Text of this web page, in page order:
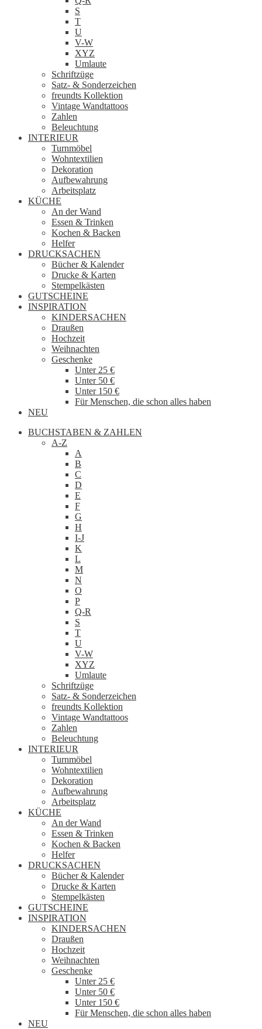
S
T
U
V-W
XYZ
Umlaute
Schriftzüge
Satz- & Sonderzeichen
freundts Kollektion
Vintage Wandtattoos
Zahlen
Beleuchtung
INTERIEUR
Turnmöbel
Wohntextilien
Dekoration
Aufbewahrung
Arbeitsplatz
KÜCHE
An der Wand
Essen & Trinken
Kochen & Backen
Helfer
DRUCKSACHEN
Bücher & Kalender
Drucke & Karten
Stempelkästen
GUTSCHEINE
INSPIRATION
KINDERSACHEN
Draußen
Hochzeit
Weihnachten
Geschenke
Unter 25 €
Unter 50 €
Unter 150 €
Für Menschen, die schon alles haben
NEU
BUCHSTABEN & ZAHLEN
A-Z
A
B
C
D
E
F
G
H
I-J
K
L
M
N
O
P
Q-R
S
T
U
V-W
XYZ
Umlaute
Schriftzüge
Satz- & Sonderzeichen
freundts Kollektion
Vintage Wandtattoos
Zahlen
Beleuchtung
INTERIEUR
Turnmöbel
Wohntextilien
Dekoration
Aufbewahrung
Arbeitsplatz
KÜCHE
An der Wand
Essen & Trinken
Kochen & Backen
Helfer
DRUCKSACHEN
Bücher & Kalender
Drucke & Karten
Stempelkästen
GUTSCHEINE
INSPIRATION
KINDERSACHEN
Draußen
Hochzeit
Weihnachten
Geschenke
Unter 25 €
Unter 50 €
Unter 150 €
Für Menschen, die schon alles haben
NEU